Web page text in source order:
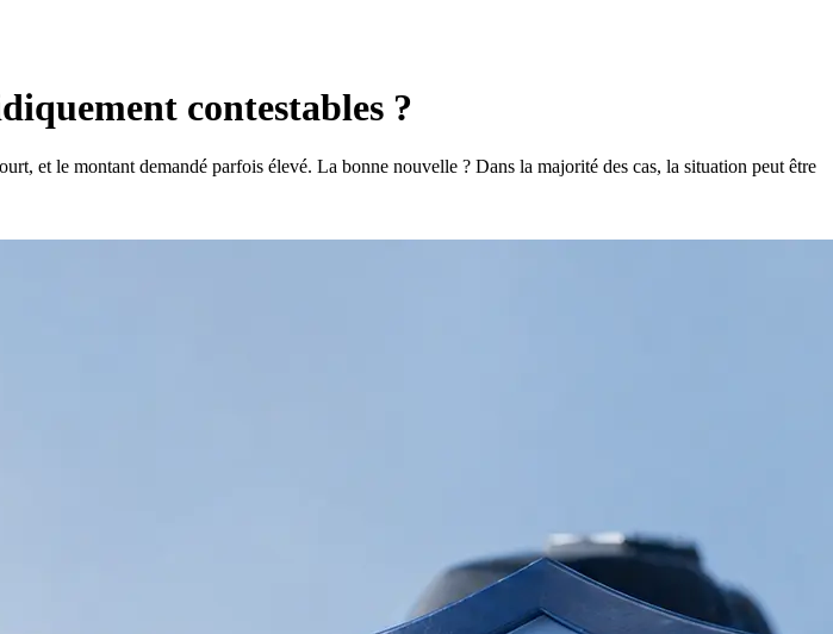
contestables ?
et le montant demandé parfois élevé. La bonne nouvelle ? Dans la majorité des cas, la situation peut être